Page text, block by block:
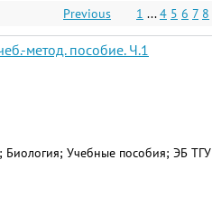
Previous 1 ... 4 5 6 7 8
метод. пособие. Ч.1
Учебные пособия; ЭБ ТГУ